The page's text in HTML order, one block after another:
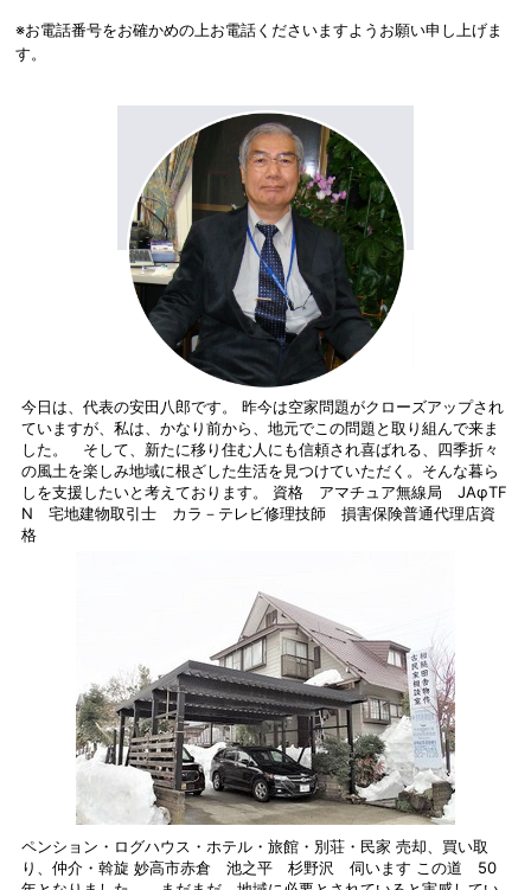
※お電話番号をお確かめの上お電話くださいますようお願い申し上げま
す。
今日は、代表の安田八郎です。 昨今は空家問題がクローズアップされ
ていますが、私は、かなり前から、地元でこの問題と取り組んで来ま
した。 そして、新たに移り住む人にも信頼され喜ばれる、四季折々
の風土を楽しみ地域に根ざした生活を見つけていただく。そんな暮ら
しを支援したいと考えております。 資格 アマチュア無線局 JAφTF
N 宅地建物取引士 カラ－テレビ修理技師 損害保険普通代理店資
格
ペンション・ログハウス・ホテル・旅館・別荘・民家 売却、買い取
り、仲介・斡旋 妙高市赤倉 池之平 杉野沢 伺います この道 50